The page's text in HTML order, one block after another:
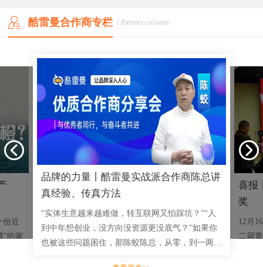
酷雷曼合作商专栏 / Partner column
份近
”的家
品牌的力量丨酷雷曼实战派合作商陈总讲
真经验、传真方法
“实体生意越来越难做，转互联网又怕踩坑？”“人
到中年想创业，没方向没资源更没底气？”如果你
也被这些问题困住，那陈蛟陈总，从零，到一两千
喜报
奖
12月
二届